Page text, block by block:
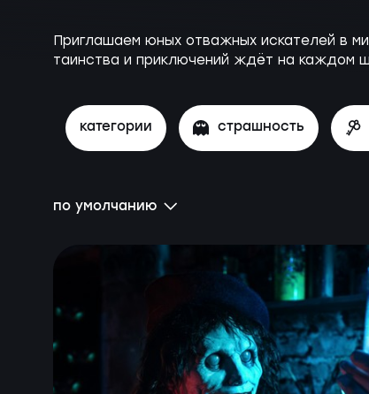
Приглашаем юных отважных искателей в
таинства и приключений ждёт на каждом
категории страшность
по умолчанию